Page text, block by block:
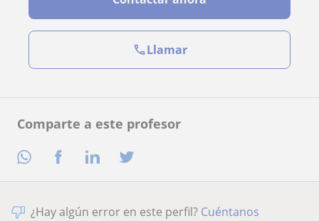
Comparte a este profesor
Llamar
¿Hay algún error en este perfil? Cuéntanos